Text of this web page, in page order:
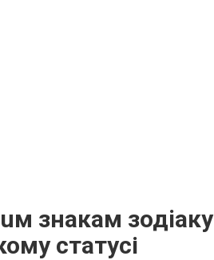
знaкам зодiаку
статусі